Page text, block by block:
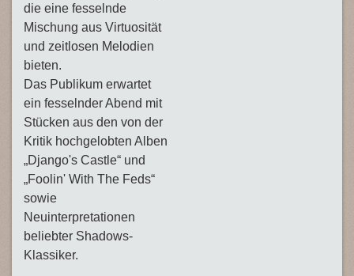
die eine fesselnde
Mischung aus Virtuosität
und zeitlosen Melodien
bieten.
Das Publikum erwartet
ein fesselnder Abend mit
Stücken aus den von der
Kritik hochgelobten Alben
„Django's Castle“ und
„Foolin' With The Feds“
sowie
Neuinterpretationen
beliebter Shadows-
Klassiker.